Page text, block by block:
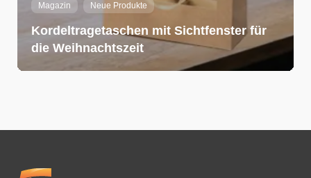
Magazin Neue Produkte
Kordeltragetaschen mit Sichtfenster für
die Weihnachtszeit